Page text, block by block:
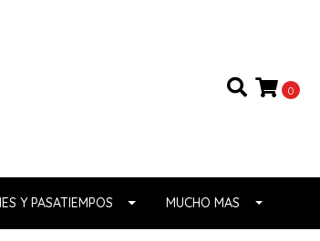
0
Y PASATIEMPOS MUCHO MAS